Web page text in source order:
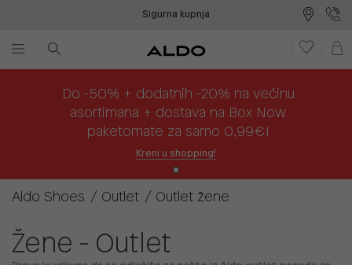
Sigurna kupnja
Do -50% + dodatnih -20% na većinu
asortimana + dostava na Box Now
paketomate za samo 0,99€!
Kreni u shopping!
Aldo Shoes Outlet Outlet žene
Žene - Outlet